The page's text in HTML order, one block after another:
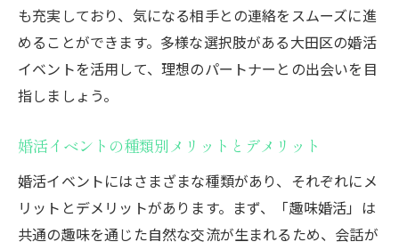
も充実しており、気になる相手との連絡をスムーズに進
めることができます。多様な選択肢がある大田区の婚活
イベントを活用して、理想のパートナーとの出会いを目
指しましょう。
婚活イベントの種類別メリットとデメリット
婚活イベントにはさまざまな種類があり、それぞれにメ
リットとデメリットがあります。まず、「趣味婚活」は
共通の趣味を通じた自然な交流が生まれるため、会話が